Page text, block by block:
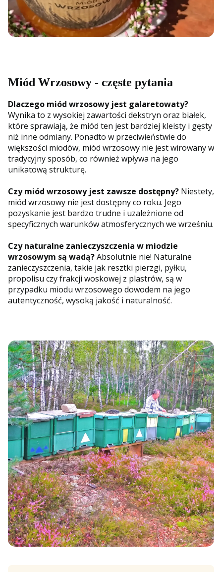
Miód Wrzosowy - częste pytania
Dlaczego miód wrzosowy jest galaretowaty?
Wynika to z wysokiej zawartości dekstryn oraz białek,
które sprawiają, że miód ten jest bardziej kleisty i gęsty
niż inne odmiany. Ponadto w przeciwieństwie do
większości miodów, miód wrzosowy nie jest wirowany w
tradycyjny sposób, co również wpływa na jego
unikatową strukturę.
Czy miód wrzosowy jest zawsze dostępny? Niestety,
miód wrzosowy nie jest dostępny co roku. Jego
pozyskanie jest bardzo trudne i uzależnione od
specyficznych warunków atmosferycznych we wrześniu.
Czy naturalne zanieczyszczenia w miodzie
wrzosowym są wadą?Absolutnie nie! Naturalne
zanieczyszczenia, takie jak resztki pierzgi, pyłku,
propolisu czy frakcji woskowej z plastrów, są w
przypadku miodu wrzosowego dowodem na jego
autentyczność, wysoką jakość i naturalność.